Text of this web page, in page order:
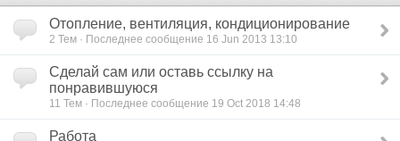
Отопление, вентиляция, кондиционирование
2 Тем · Последнее сообщение 16 Jun 2013 13:10
Сделай сам или оставь ссылку на
понравившуюся
11 Тем · Последнее сообщение 19 Oct 2018 14:48
Работа